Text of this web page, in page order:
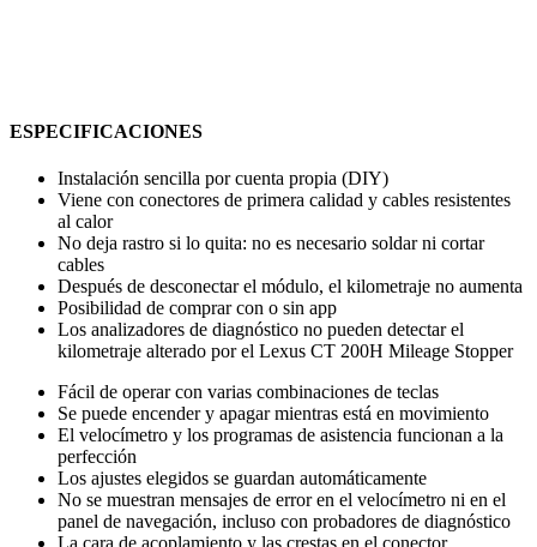
ESPECIFICACIONES
Instalación sencilla por cuenta propia (DIY)
Viene con conectores de primera calidad y cables resistentes
al calor
No deja rastro si lo quita: no es necesario soldar ni cortar
cables
Después de desconectar el módulo, el kilometraje no aumenta
Posibilidad de comprar con o sin app
Los analizadores de diagnóstico no pueden detectar el
kilometraje alterado por el Lexus CT 200H Mileage Stopper
Fácil de operar con varias combinaciones de teclas
Se puede encender y apagar mientras está en movimiento
El velocímetro y los programas de asistencia funcionan a la
perfección
Los ajustes elegidos se guardan automáticamente
No se muestran mensajes de error en el velocímetro ni en el
panel de navegación, incluso con probadores de diagnóstico